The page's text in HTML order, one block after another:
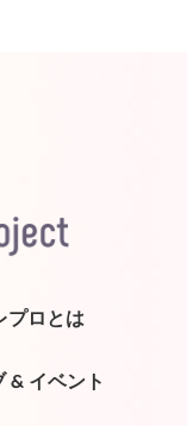
プロとは
& イベント